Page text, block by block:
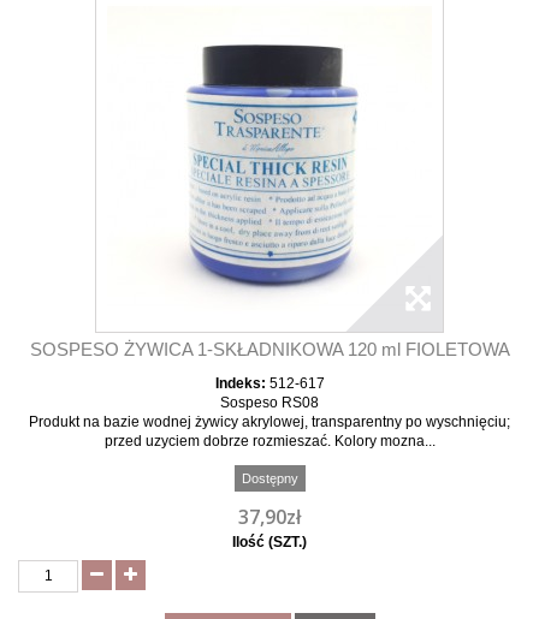
SOSPESO ŻYWICA 1-SKŁADNIKOWA 120 ml FIOLETOWA
Indeks: 512-617
Sospeso RS08
Produkt na bazie wodnej żywicy akrylowej, transparentny po wyschnięciu;
przed uzyciem dobrze rozmieszać. Kolory mozna...
Dostępny
37,90zł
Ilość (SZT.)